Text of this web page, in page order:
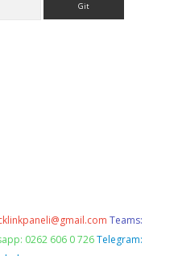
Teams:
0262 606 0 726 Telegram: